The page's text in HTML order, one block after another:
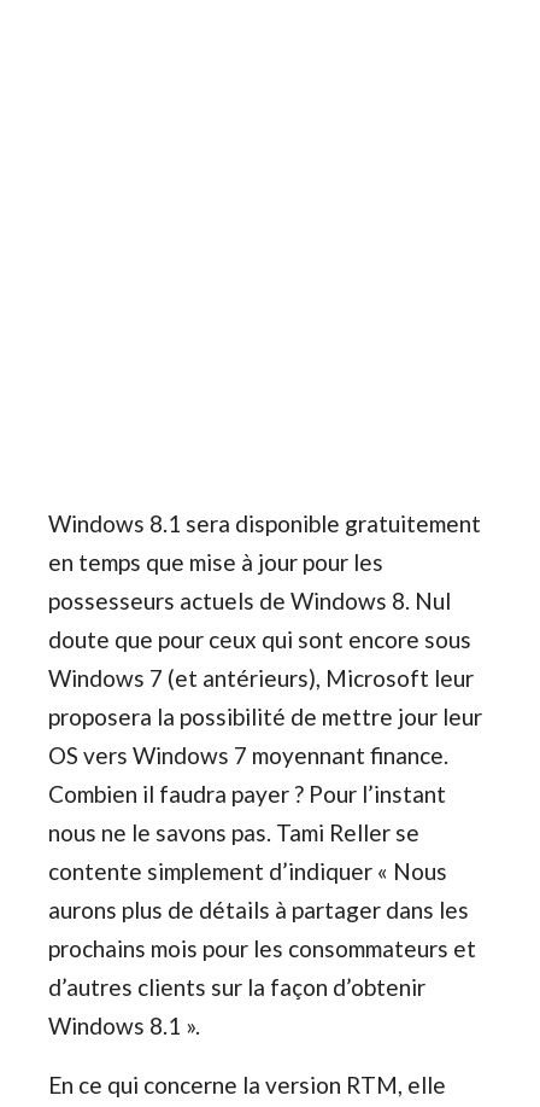
Windows 8.1 sera disponible gratuitement
en temps que mise à jour pour les
possesseurs actuels de Windows 8. Nul
doute que pour ceux qui sont encore sous
Windows 7 (et antérieurs), Microsoft leur
proposera la possibilité de mettre jour leur
OS vers Windows 7 moyennant finance.
Combien il faudra payer ? Pour l’instant
nous ne le savons pas. Tami Reller se
contente simplement d’indiquer « Nous
aurons plus de détails à partager dans les
prochains mois pour les consommateurs et
d’autres clients sur la façon d’obtenir
Windows 8.1 ».
En ce qui concerne la version RTM, elle